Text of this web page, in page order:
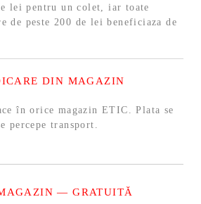
lei pentru un colet, iar toate
de peste 200 de lei beneficiaza de
DIN MAGAZIN
în orice magazin ETIC. Plata se
percepe transport.
— GRATUITĂ